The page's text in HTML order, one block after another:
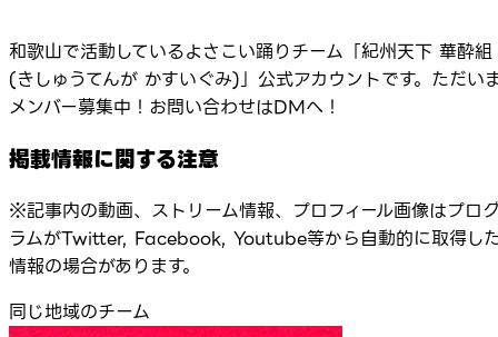
和歌山で活動しているよさこい踊りチーム「紀州天下 華酔組
(きしゅうてんが かすいぐみ)」公式アカウントです。ただい
メンバー募集中！お問い合わせはDMへ！
掲載情報に関する注意
※記事内の動画、ストリーム情報、プロフィール画像はプロ
ラムがTwitter, Facebook, Youtube等から自動的に取得し
情報の場合があります。
同じ地域のチーム